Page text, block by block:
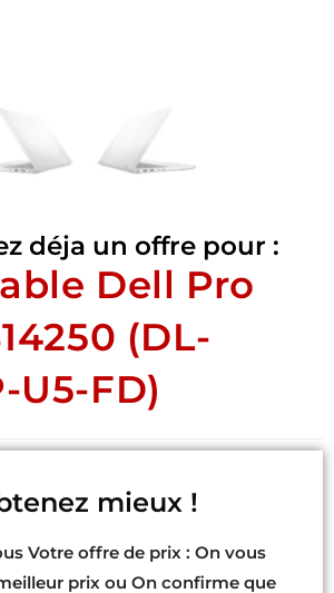
déja un offre pour :
Dell Pro
(DL-
U5-FD)
mieux !
Votre offre de prix : On vous
prix ou On confirme que